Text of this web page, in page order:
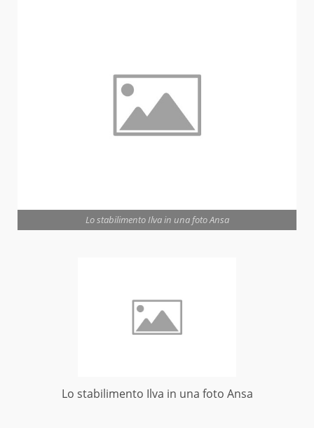
Lo stabilimento Ilva in una foto Ansa
Lo stabilimento Ilva in una foto Ansa